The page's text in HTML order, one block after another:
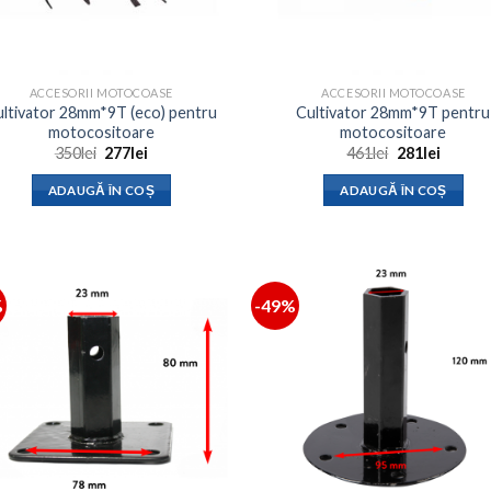
ACCESORII MOTOCOASE
28mm*9T (eco) pentru
motocositoare
350lei Prețul
a
fost:
277leiPrețul
este:
277lei.
ADAUGĂ ÎN COȘ
ACCESORII MOTOCOASE
Cultivator 28mm*9T pentru
motocositoare
461lei Prețul
a
fost:
281leiPrețul
este:
281lei.
ADAUGĂ ÎN COȘ
-49%